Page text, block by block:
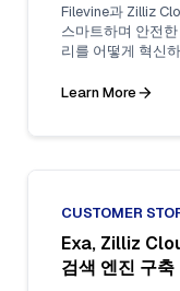
Filevine과 Zilliz
스마트하며 안전
리를 어떻게 혁신
Learn More
CUSTOMER
Exa, Zilliz
검색 엔진 구축